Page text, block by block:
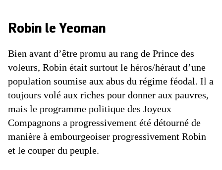
Robin le Yeoman
Bien avant d’être promu au rang de Prince des
voleurs, Robin était surtout le héros/héraut d’une
population soumise aux abus du régime féodal. Il a
toujours volé aux riches pour donner aux pauvres,
mais le programme politique des Joyeux
Compagnons a progressivement été détourné de
manière à embourgeoiser progressivement Robin
et le couper du peuple.